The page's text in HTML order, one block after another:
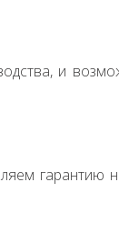
и
гарантию